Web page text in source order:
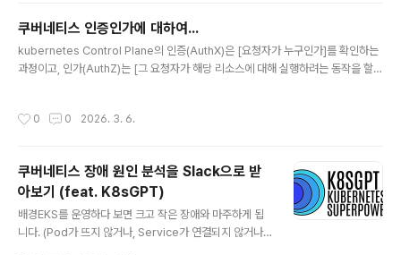
k8s에 접근하는 경우가 많습니다. 이때, k8s는 OIDC(O
penID Connect)를 이용하여 외부 인증 시스템과 연동할
수 있습니다. OIDC(OpenID Connect) `OIDC`는 `O
Auth 2.0` 기반의 인증 프로토콜 입니다. OAuth 2.0과
쿠버네티스 인증인가에 대하여...
kubernetes Control Plane의 인증(AuthX)은 [요청자가 누구인가]를 확인하는
과정이고, 인가(AuthZ)는 [그 요청자가 해당 리소스에 대해 실행하려는 동작을 할
태 코드가 반환됩니다. 이러한 쿠버네티스의 인증/인가를 직접 실습해보면서 알아보
bernetes clsuter를 생성하여 진행할 것 이기에, 해당 ..
0 0 2026. 3. 6.
쿠버네티스 장애 원인 분석을 Slack으로 받
아보기 (feat. K8sGPT)
배경EKS를 운영하다 보면 크고 작은 장애와 마주하게 됩
니다. (Pod가 뜨지 않거나, Service가 연결되지 않거나, I